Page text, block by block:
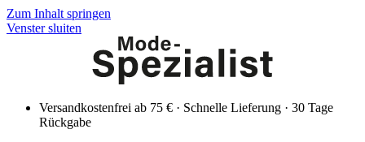
Zum Inhalt springen
Venster sluiten
Versandkostenfrei ab 75 € · Schnelle Lieferung · 30 Tage
Rückgabe